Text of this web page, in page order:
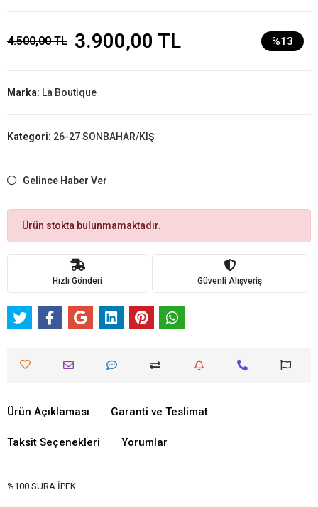
4.500,00 TL 3.900,00 TL %13
Marka: La Boutique
Kategori: 26-27 SONBAHAR/KIŞ
Gelince Haber Ver
Ürün stokta bulunmamaktadır.
Hızlı Gönderi Güvenli Alışveriş
Ürün Açıklaması Garanti ve Teslimat
Taksit Seçenekleri Yorumlar
%100 SURA İPEK